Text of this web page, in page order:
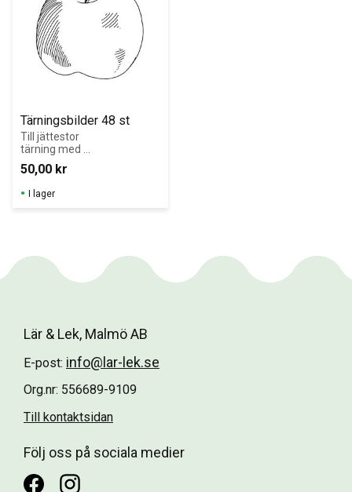
Tärningsbilder 48 st
Till jättestor
tärning med
fickor. Byt ut
bilderna och
ändra
tärningens
50,00 kr
I lager
Lär & Lek, Malmö AB
E-post: info@lar-lek.se
Org.nr: 556689-9109
Till kontaktsidan
Följ oss på sociala medier